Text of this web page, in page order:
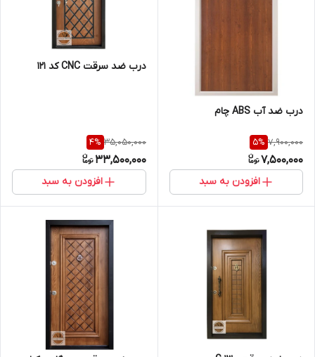
درب ضد آب ABS چام
7,900,000
5%
7,500,000
افزودن به سبد
درب ضد سرقت CNC کد 121
35,050,000
4%
33,500,000
افزودن به سبد